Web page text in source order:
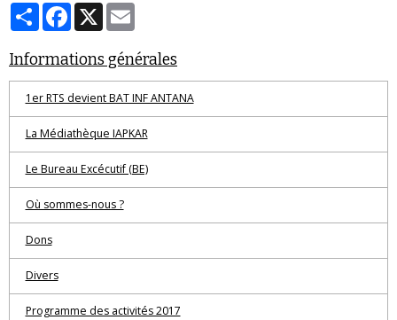
PartagerFacebook
X
Informations générales
1er RTS devient BAT INF ANTANA
La Médiathèque IAPKAR
Le Bureau Excécutif (BE)
Où sommes-nous ?
Dons
Divers
Programme des activités 2017